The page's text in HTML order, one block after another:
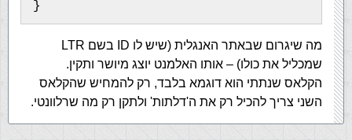
}
מה שיגרום שבאתר האנגלית (שיש לו ID בשם LTR
שמכליל את כולו) – אותו האלמנט יוצג מיושר ותקין.
הקלאס שנתתי הוא דוגמא בלבד, רק להמחיש שהקלאס
השני צריך להכיל רק את ה'דלתות' ולתקן רק מה שרלוונטי.